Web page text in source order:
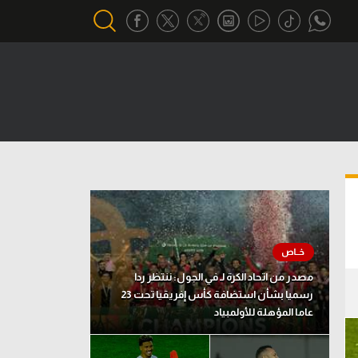
تحقيق في الجول
تقرير في الجول
تحليل في الجول
حكايات في الجول
كويز في الجول
فيديو في الجول
مصدر من اتحاد الكرة لـ في الجول: ننتظر ردا
رسميا بشأن استضافة كأس إفريقيا تحت 23
عاما المؤهلة للأولمبياد